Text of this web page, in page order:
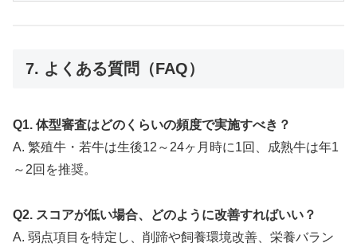
7. よくある質問（FAQ）
Q1. 体型審査はどのくらいの頻度で実施すべき？
A. 繁殖牛・若牛は生後12～24ヶ月時に1回、成熟牛は年1
～2回を推奨。
Q2. スコアが低い場合、どのように改善すればいい？
A. 弱点項目を特定し、削蹄や飼養環境改善、栄養バラン